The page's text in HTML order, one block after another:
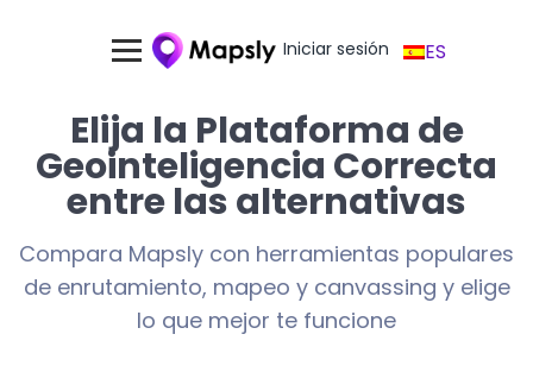
Iniciar sesión ES
Elija la Plataforma de
Geointeligencia Correcta
entre las alternativas
Compara Mapsly con herramientas populares
de enrutamiento, mapeo y canvassing y elige
lo que mejor te funcione